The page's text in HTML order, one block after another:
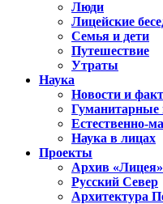
Люди
Лицейские
Семья и дети
Путешествие
Утраты
Наука
Новости и
Гуманитарные
Естественно-
Наука в лицах
Проекты
Архив
Русский Север
Архитектура